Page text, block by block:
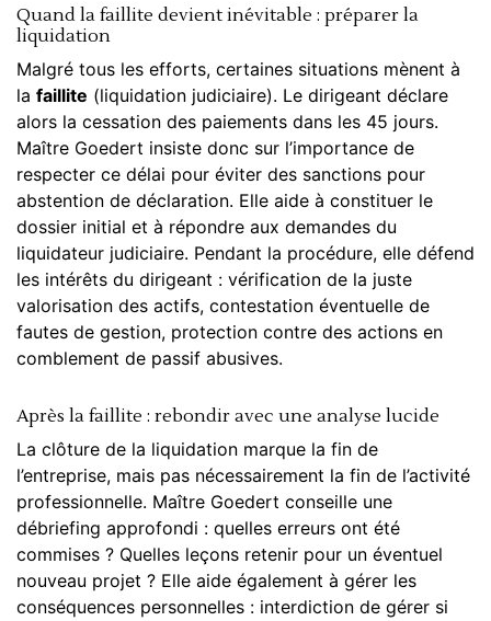
Quand la faillite devient inévitable : préparer la
liquidation
Malgré tous les efforts, certaines situations mènent à
la faillite (liquidation judiciaire). Le dirigeant déclare
alors la cessation des paiements dans les 45 jours.
Maître Goedert insiste donc sur l’importance de
respecter ce délai pour éviter des sanctions pour
abstention de déclaration. Elle aide à constituer le
dossier initial et à répondre aux demandes du
liquidateur judiciaire. Pendant la procédure, elle défend
les intérêts du dirigeant : vérification de la juste
valorisation des actifs, contestation éventuelle de
fautes de gestion, protection contre des actions en
comblement de passif abusives.
Après la faillite : rebondir avec une analyse lucide
La clôture de la liquidation marque la fin de
l’entreprise, mais pas nécessairement la fin de l’activité
professionnelle. Maître Goedert conseille une
débriefing approfondi : quelles erreurs ont été
commises ? Quelles leçons retenir pour un éventuel
nouveau projet ? Elle aide également à gérer les
conséquences personnelles : interdiction de gérer si